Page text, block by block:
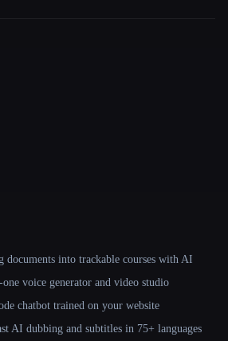
documents into trackable courses with AI
voice generator and video studio
chatbot trained on your website
AI dubbing and subtitles in 75+ languages